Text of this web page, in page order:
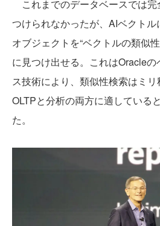
これまでのデータベースでは
つけられなかったが、AIベクト
オブジェクトを“ベクトルの類似
に見つけ出せる。これはOracle
ス技術により、類似性検索はミリ
OLTPと分析の両方に適している
た。